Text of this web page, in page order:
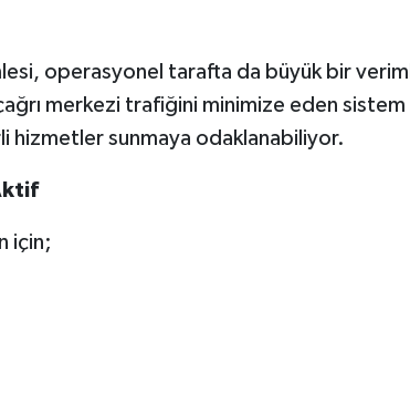
operasyonel tarafta da büyük bir
merkezi trafiğini minimize eden
hizmetler sunmaya odaklanabiliyor.
için;